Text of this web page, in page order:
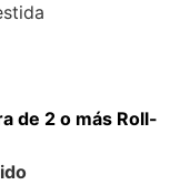
de 2 o más Roll-